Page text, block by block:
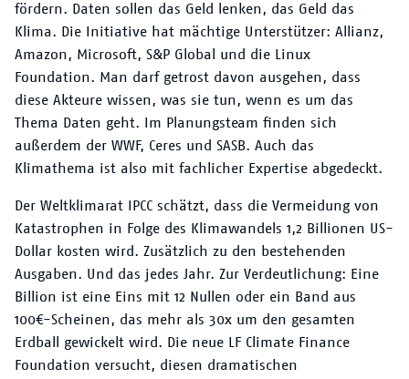
fördern. Daten sollen das Geld lenken, das Geld das
Klima. Die Initiative hat mächtige Unterstützer: Allianz,
Amazon, Microsoft, S&P Global und die Linux
Foundation. Man darf getrost davon ausgehen, dass
diese Akteure wissen, was sie tun, wenn es um das
Thema Daten geht. Im Planungsteam finden sich
außerdem der WWF, Ceres und SASB. Auch das
Klimathema ist also mit fachlicher Expertise abgedeckt.
Der Weltklimarat IPCC schätzt, dass die Vermeidung von
Katastrophen in Folge des Klimawandels 1,2 Billionen US-
Dollar kosten wird. Zusätzlich zu den bestehenden
Ausgaben. Und das jedes Jahr. Zur Verdeutlichung: Eine
Billion ist eine Eins mit 12 Nullen oder ein Band aus
100€-Scheinen, das mehr als 30x um den gesamten
Erdball gewickelt wird. Die neue LF Climate Finance
Foundation versucht, diesen dramatischen